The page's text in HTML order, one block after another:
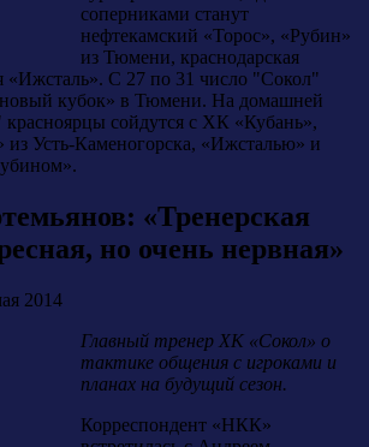
соперниками станут
нефтекамский «Торос», «Рубин»
из Тюмени, краснодарская
«Ижсталь». С 27 по 31 число "Сокол"
кубок» в Тюмени. На домашней
сойдутся с ХК «Кубань»,
из Усть-Каменогорска, «Ижсталью» и
«Тренерская
но очень нервная»
2014
Главный тренер ХК «Сокол» о
тактике общения с игроками и
планах на будущий сезон.
Корреспондент «НКК»